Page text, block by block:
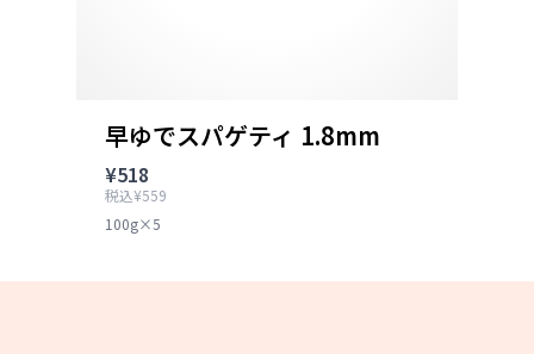
早ゆでスパゲティ 1.8mm
¥518
税込¥559
100g×5